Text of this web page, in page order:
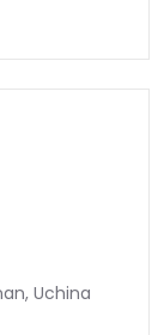
Uchina